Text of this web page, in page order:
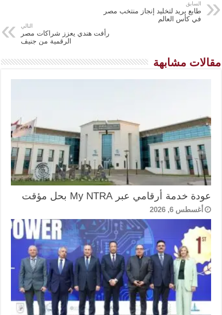
السابق
طابع بريد لتخليد إنجاز منتخب مصر
في كأس العالم
التالي
رأفت هندي يعزز شراكات مصر
الرقمية من جنيف
مقالات مشابهة
عودة خدمة أرقامي عبر My NTRA بحل مؤقت
أغسطس 6, 2026